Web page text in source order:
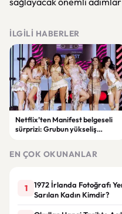
İLGILI HABERLER
Netflix’ten Manifest belgeseli
sürprizi: Grubun yükseliş
EN ÇOK OKUNANLAR
1
1972 İrlanda Fotoğrafı
Sarılan Kadın Kimdir?